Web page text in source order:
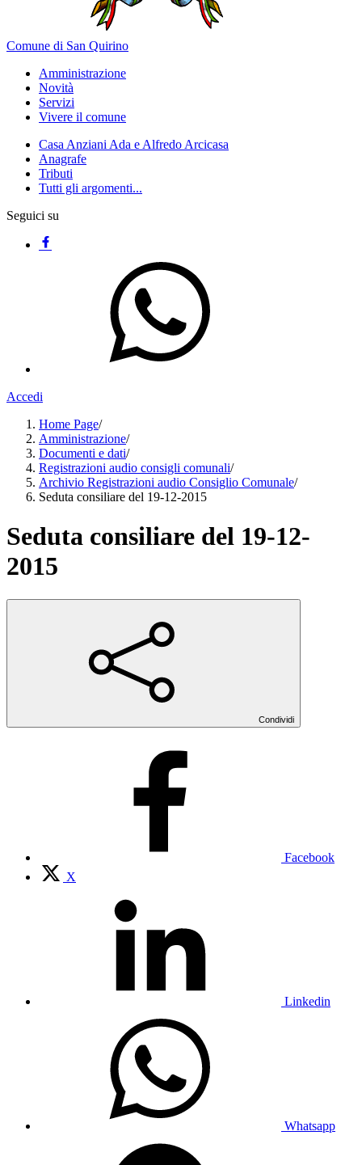
Comune di San Quirino
Amministrazione
Novità
Servizi
Vivere il comune
Casa Anziani Ada e Alfredo Arcicasa
Anagrafe
Tributi
Tutti gli argomenti...
Seguici su
Accedi
Home Page/
Amministrazione/
Documenti e dati/
Registrazioni audio consigli comunali/
Archivio Registrazioni audio Consiglio Comunale/
Seduta consiliare del 19-12-2015
Seduta consiliare del 19-12-
2015
Condividi
Facebook
X
Linkedin
Whatsapp